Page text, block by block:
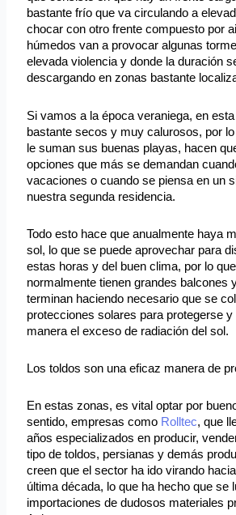
bastante frío que va circulando a
chocar con otro frente compuesto por
húmedos van a provocar algunas
elevada violencia y donde la duración
descargando en zonas bastante
Si vamos a la época veraniega, en
bastante secos y muy calurosos, por
le suman sus buenas playas, hacen
opciones que más se demandan
vacaciones o cuando se piensa en un
nuestra segunda residencia.
Todo esto hace que anualmente haya
sol, lo que se puede aprovechar para
estas horas y del buen clima, por lo
normalmente tienen grandes balcones
terminan haciendo necesario que se
protecciones solares para protegerse
manera el exceso de radiación del sol.
Los toldos son una eficaz manera de
En estas zonas, es vital optar por
sentido, empresas como Rolltec, que
años especializados en producir,
tipo de toldos, persianas y demás
creen que el sector ha ido virando
última década, lo que ha hecho que se
importaciones de dudosos materiales